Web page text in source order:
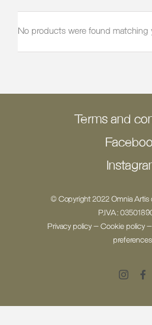
No products were found matching
© Copyright 2022 Omnia
P.IVA:
Privacy policy- Cookie policy-
preferences
Terms and